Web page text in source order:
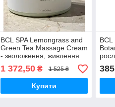
BCL SPA Lemongrass and
Green Tea Massage Cream
- зволоження, живлення
та відновлення шкіри, 473
мл
1 372,50₴ 1 525 ₴
Купити
89
385